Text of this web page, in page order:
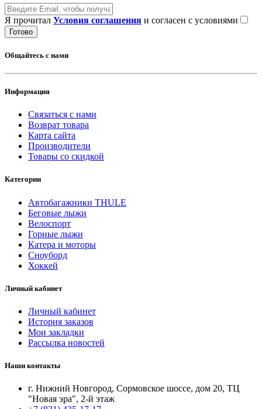
Я прочитал Условия соглашения и согласен с условиями
Готово
Общайтесь с нами
Информация
Связаться с нами
Возврат товара
Карта сайта
Производители
Товары со скидкой
Категории
Автобагажники THULE
Беговые лыжи
Велоспорт
Горные лыжи
Катера и моторы
Сноуборд
Хоккей
Личный кабинет
Личный кабинет
История заказов
Мои закладки
Рассылка новостей
Наши контакты
г. Нижний Новгород, Сормовское шоссе, дом 20, ТЦ
"Новая эра", 2-й этаж